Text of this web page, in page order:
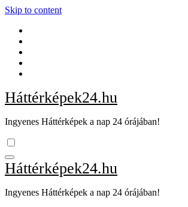
Skip to content
Háttérképek24.hu
Ingyenes Háttérképek a nap 24 órájában!
Háttérképek24.hu
Ingyenes Háttérképek a nap 24 órájában!